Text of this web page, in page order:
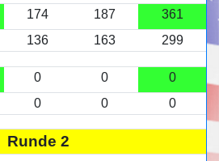
174 187
361
136 163 299
0 0
0
0 0 0
Runde 2